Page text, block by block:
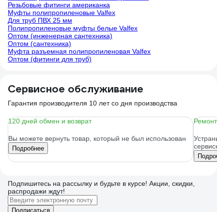
Резьбовые фитинги американка
Муфты полипропиленовые Valfex
Для труб ПВХ 25 мм
Полипропиленовые муфты белые Valfex
Оптом (инженерная сантехника)
Оптом (сантехника)
Муфта разъемная полипропиленовая Valfex
Оптом (фитинги для труб)
Сервисное обслуживание
Гарантия производителя 10 лет со дня производства
120 дней обмен и возврат
Вы можете вернуть товар, который не был использован
Подробнее
Подпишитесь на рассылку и будьте в курсе! Акции, скидки,
распродажи ждут!
Подписаться